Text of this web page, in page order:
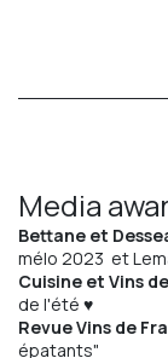
Media
Bettane et
mélo 2023 et
Cuisine et Vins
de l'été ♥
Revue Vins de
épatants"